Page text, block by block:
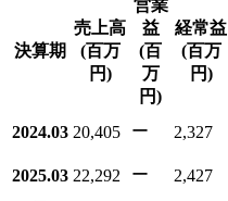
決算期
売上高
(百万
円)
営業
益
(百
万
円)
経常益
(百万
円)
2024.03 20,405 ー 2,327
2025.03 22,292 ー 2,427